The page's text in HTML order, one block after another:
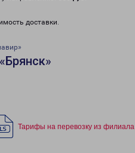
доставки.
Тарифы на перевозку из филиала